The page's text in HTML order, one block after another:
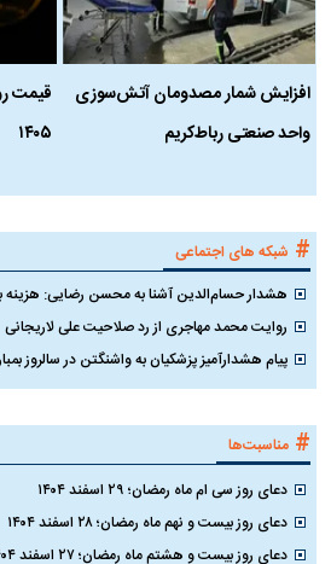
افزایش شمار مصدومان آتش‌سوزی
واحد صنعتی رباط‌کریم
۱۴۰۵
# شبکه های اجتماعی
هشدار حسام‌الدین آشنا به محسن رضایی: هزینه
روایت محمد مهاجری از رد صلاحیت علی لاریجانی
پیام هشدارآمیز پزشکیان به واشنگتن در سالروز
# مناسبت‌ها
دعای روز سی ام ماه رمضان؛ ۲۹ اسفند ۱۴۰۴
دعای روز بیست و نهم ماه رمضان؛ ۲۸ اسفند ۱۴۰۴
دعای روز بیست و هشتم ماه رمضان؛ ۲۷ اسفند ۱۴۰۴